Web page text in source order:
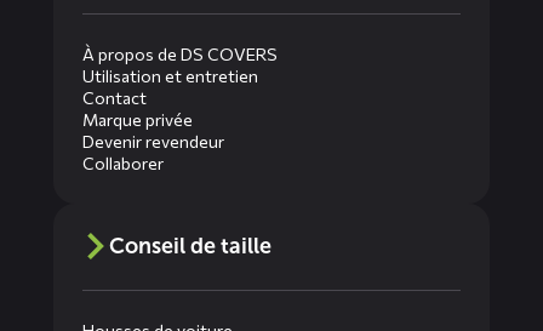
À propos de DS COVERS
Utilisation et entretien
Contact
Marque privée
Devenir revendeur
Collaborer
Conseil de taille